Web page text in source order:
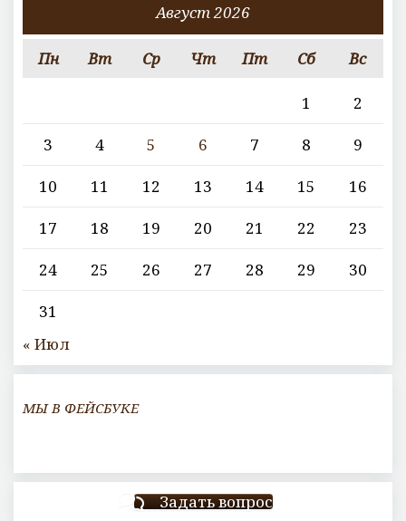
Август 2026
Пн Вт Ср Чт Пт Сб Вс
1
2
3
4 5 6 7 8
9
10
11 12 13 14 15
16
17
18 19 20 21 22
23
24
25 26 27 28 29
30
31
« Июл
МЫ В ФЕЙСБУКЕ
Задать вопрос